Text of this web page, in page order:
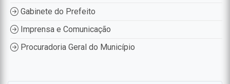
Gabinete do Prefeito
Imprensa e Comunicação
Procuradoria Geral do Município